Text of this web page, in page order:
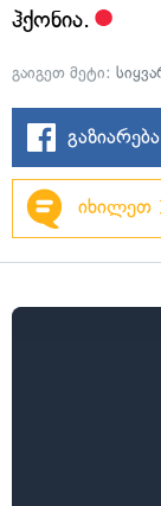
ჰქონია.
გაიგეთ მეტი:
გაზიარება
იხილეთ